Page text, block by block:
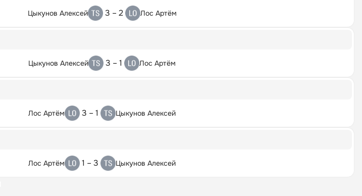
Цыкунов Алексей 3 – 2 Лос Артём
Цыкунов Алексей 3 – 1 Лос Артём
Лос Артём 3 – 1 Цыкунов Алексей
Лос Артём 1 – 3 Цыкунов Алексей